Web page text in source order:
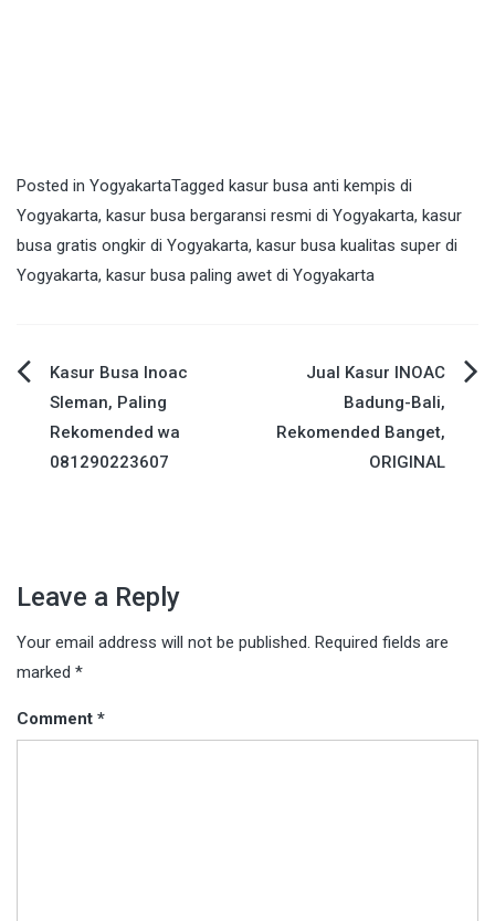
Posted in YogyakartaTagged kasur busa anti kempis di
Yogyakarta, kasur busa bergaransi resmi di Yogyakarta, kasur
busa gratis ongkir di Yogyakarta, kasur busa kualitas super di
Yogyakarta, kasur busa paling awet di Yogyakarta
Post
navigation
Kasur Busa Inoac
Sleman, Paling
Rekomended wa
081290223607
Jual Kasur INOAC
Badung-Bali,
Rekomended Banget,
ORIGINAL
Leave a Reply
Your email address will not be published. Required fields are
marked *
Comment *